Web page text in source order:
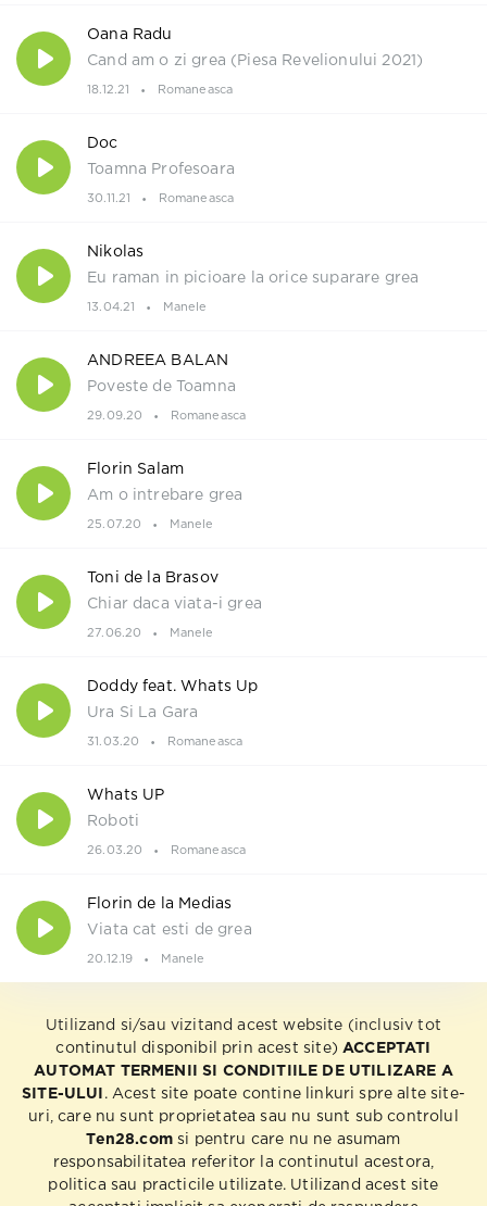
Oana Radu
Cand am o zi grea (Piesa Revelionului 2021)
18.12.21 Romaneasca
Doc
Toamna Profesoara
30.11.21 Romaneasca
Nikolas
Eu raman in picioare la orice suparare grea
13.04.21 Manele
ANDREEA BALAN
Poveste de Toamna
29.09.20 Romaneasca
Florin Salam
Am o intrebare grea
25.07.20 Manele
Toni de la Brasov
Chiar daca viata-i grea
27.06.20 Manele
Doddy feat. Whats Up
Ura Si La Gara
31.03.20 Romaneasca
Whats UP
Roboti
26.03.20 Romaneasca
Florin de la Medias
Viata cat esti de grea
20.12.19 Manele
Utilizand si/sau vizitand acest website (inclusiv tot
continutul disponibil prin acest site) ACCEPTATI
AUTOMAT TERMENII SI CONDITIILE DE UTILIZARE A
SITE-ULUI
. Acest site poate contine linkuri spre alte site-
uri, care nu sunt proprietatea sau nu sunt sub controlul
Ten28.comsi pentru care nu ne asumam
responsabilitatea referitor la continutul acestora,
politica sau practicile utilizate. Utilizand acest site